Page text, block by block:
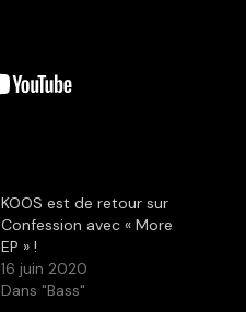
KOOS est de retour sur
Confession avec « More
EP » !
16 juin 2020
Dans "Bass"